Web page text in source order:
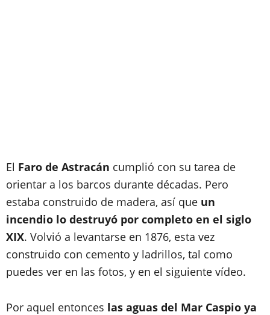
El Faro de Astracán cumplió con su tarea de
orientar a los barcos durante décadas. Pero
estaba construido de madera, así que un
incendio lo destruyó por completo en el siglo
XIX. Volvió a levantarse en 1876, esta vez
construido con cemento y ladrillos, tal como
puedes ver en las fotos, y en el siguiente vídeo.
Por aquel entonces las aguas del Mar Caspio ya